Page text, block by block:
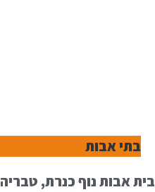
בתי אבות
בית אבות נוף כנרת, טבריה